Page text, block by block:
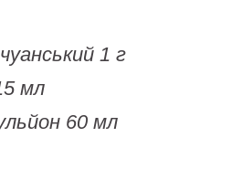
1 г
мл
60 мл